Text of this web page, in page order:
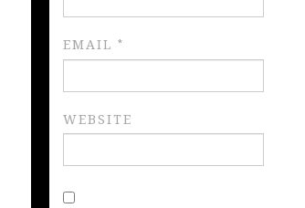
EMAIL *
WEBSITE